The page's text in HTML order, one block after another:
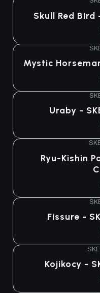
Skull Red Bird
Mystic
Uraby -
Ryu-Kishin
Fissure -
Kojikocy -